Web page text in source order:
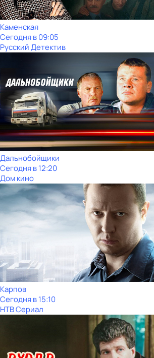
Каменская
Сегодня в 09:05
Русский Детектив
Дальнобойщики
Сегодня в 12:20
Дом кино
Карпов
Сегодня в 15:10
НТВ Сериал